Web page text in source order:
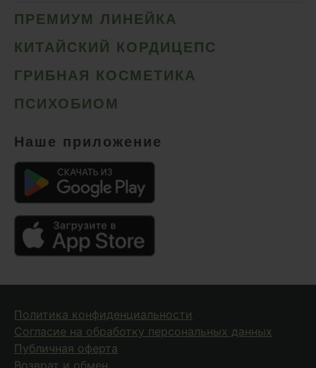
ПРЕМИУМ ЛИНЕЙКА
КИТАЙСКИЙ КОРДИЦЕПС
ГРИБНАЯ КОСМЕТИКА
ПСИХОБИОМ
Наше приложение
Политика конфиденциальности
Согласие на обработку персональных данных
Публичная оферта